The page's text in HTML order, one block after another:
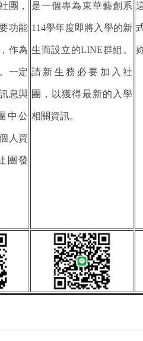
團，
功能
作為
一定
息與
中公
人資
團發
是一個專為東華藝創系
114學年度即將入學的新
生而設立的LINE群組。
請新生務必要加入社
團，以獲得最新的入學
相關資訊。